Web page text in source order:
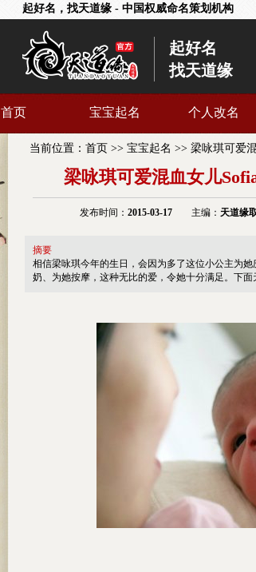
起好名，找天道缘 - 中国权威命名策划机构
起好名
找天道缘
首页 宝宝起名 个人改名
当前位置： 首页 >> 宝宝起名 >> 梁咏琪可爱
梁咏琪可爱混血女儿
发布时间： 2015-03-17主编： 天道缘
摘要
相信梁咏琪今年的生日，会因为多了这位小公主为
奶、为她按摩，这种无比的爱，令她十分满足。下面